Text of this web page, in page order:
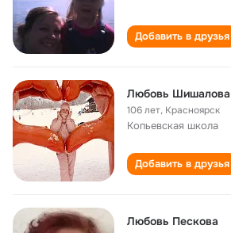
Добавить в друзья
106 лет, Красноярск
Копьевская школа
Добавить в друзья
Любовь Пескова